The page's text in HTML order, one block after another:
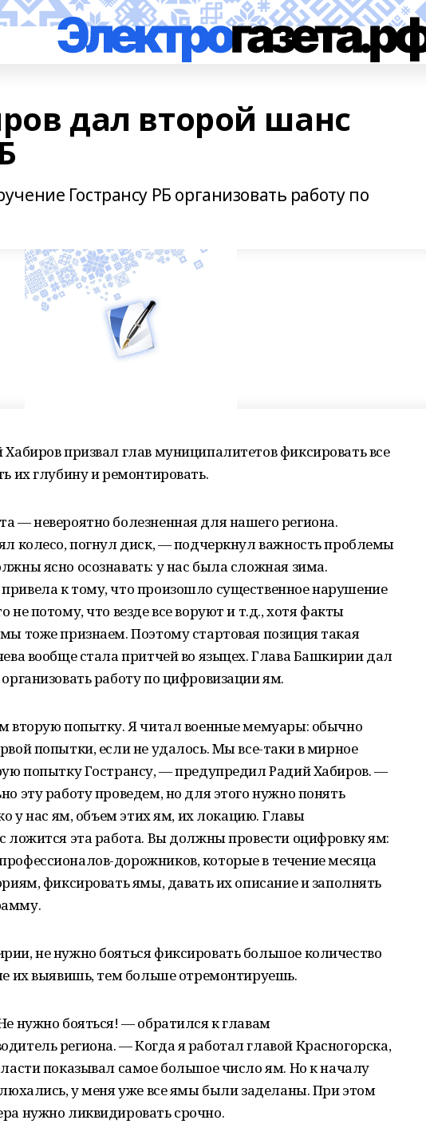
дал второй шанс
Гострансу РБ организовать работу по
призвал глав муниципалитетов фиксировать все
их глубину и ремонтировать.
— невероятно болезненная для нашего региона.
колесо, погнул диск, — подчеркнул важность проблемы
ясно осознавать: у нас была сложная зима.
к тому, что произошло существенное нарушение
не потому, что везде все воруют и т.д., хотя факты
тоже признаем. Поэтому стартовая позиция такая
вообще стала притчей во языцех. Глава Башкирии дал
работу по цифровизации ям.
вторую попытку. Я читал военные мемуары: обычно
попытки, если не удалось. Мы все-таки в мирное
попытку Гострансу, — предупредил Радий Хабиров. —
эту работу проведем, но для этого нужно понять
у нас ям, объем этих ям, их локацию. Главы
ложится эта работа. Вы должны провести оцифровку ям:
дорожников, которые в течение месяца
фиксировать ямы, давать их описание и заполнять
не нужно бояться фиксировать большое количество
их выявишь, тем больше отремонтируешь.
нужно бояться! — обратился к главам
региона. — Когда я работал главой Красногорска,
показывал самое большое число ям. Но к началу
у меня уже все ямы были заделаны. При этом
нужно ликвидировать срочно.